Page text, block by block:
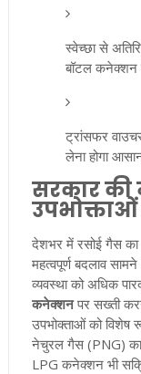
स्वेच्छा से
बॉटल कनेक्शन
ट्रांसफर
लेना होगा
सरकार की
देशभर में रसोई गैस का
महत्वपूर्ण बदलाव
व्यवस्था को अधिक
कनेक्शनपर सख्ती
उपभोक्ताओं को विशेष
नेचुरल गैस (PNG) का
LPG कनेक्शन भी